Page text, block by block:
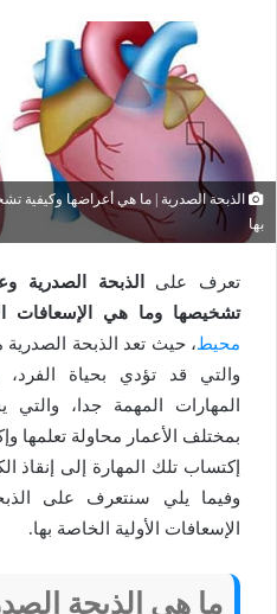
الذبحة الصدرية | ما هي أعراضها وكيفية
بها
تعرف على
الذبحة الصدرية
تشخيصها وما هي الإسعافات
محيط، حيث تعد الذبحة الصدرية
والتي قد تؤدي بحياة الفرد،
المهارات المهمة جدا،
بمختلف الأعمار محاولة تعلمها
إكتساب تلك المهارة إلى إنقاذ
وفيما يلي سنتعرف على
الإسعافات الأولية الخاصة بها.
ما هي الذبحة